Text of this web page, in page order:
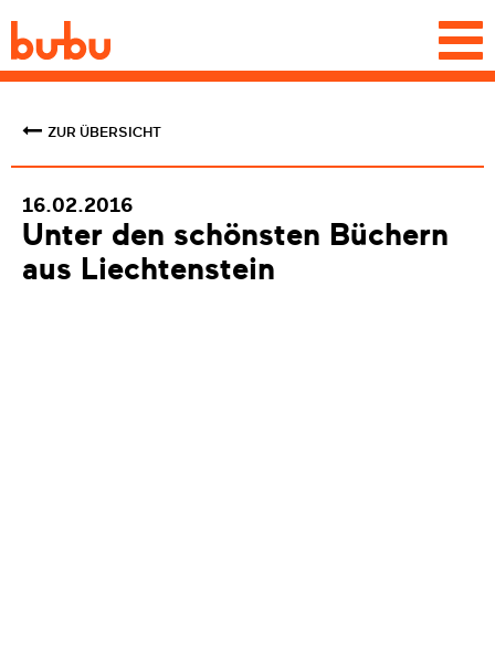
ZUR ÜBERSICHT
16.02.2016
Unter den schönsten Büchern
aus Liechtenstein